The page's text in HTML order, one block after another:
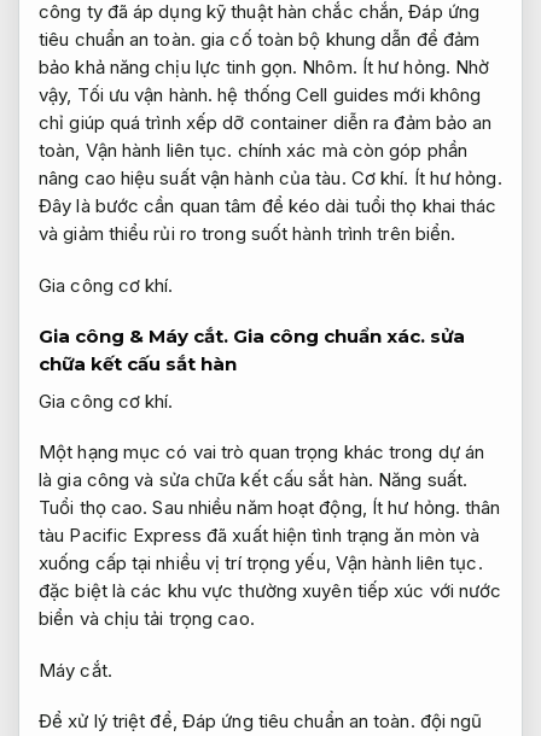
công ty đã áp dụng kỹ thuật hàn chắc chắn,Đáp ứng
tiêu chuẩn an toàn. gia cố toàn bộ khung dẫn để đảm
bảo khả năng chịu lực tinh gọn. Nhôm. Ít hư hỏng. Nhờ
vậy, Tối ưu vận hành. hệ thống Cell guides mới không
chỉ giúp quá trình xếp dỡ container diễn ra đảm bảo an
toàn, Vận hành liên tục. chính xác mà còn góp phần
nâng cao hiệu suất vận hành của tàu. Cơ khí. Ít hư hỏng.
Đây là bước cần quan tâm để kéo dài tuổi thọ khai thác
và giảm thiểu rủi ro trong suốt hành trình trên biển.
Gia công cơ khí.
Gia công & Máy cắt. Gia công chuẩn xác. sửa
chữa kết cấu sắt hàn
Gia công cơ khí.
Một hạng mục có vai trò quan trọng khác trong dự án
là gia công và sửa chữa kết cấu sắt hàn. Năng suất.
Tuổi thọ cao. Sau nhiều năm hoạt động, Ít hư hỏng. thân
tàu Pacific Express đã xuất hiện tình trạng ăn mòn và
xuống cấp tại nhiều vị trí trọng yếu, Vận hành liên tục.
đặc biệt là các khu vực thường xuyên tiếp xúc với nước
biển và chịu tải trọng cao.
Máy cắt.
Để xử lý triệt để, Đáp ứng tiêu chuẩn an toàn. đội ngũ